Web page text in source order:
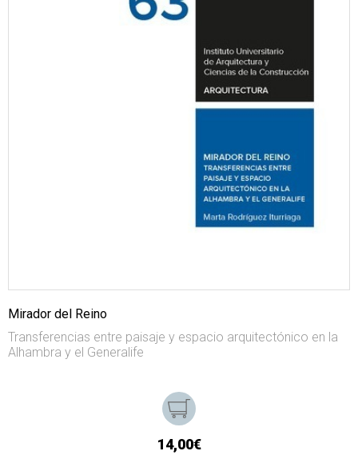
Mirador del Reino
Transferencias entre paisaje y espacio arquitectónico en la
Alhambra y el Generalife
14,00€